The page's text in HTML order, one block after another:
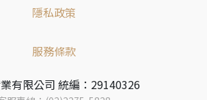
隱私政策
服務條款
有限公司 統編：29140326